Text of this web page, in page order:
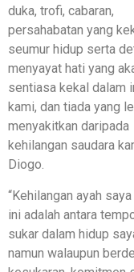
duka, trofi, cabaran,
persahabatan yang
seumur hidup serta
menyayat hati yang
sentiasa kekal dalam
kami, dan tiada yang
menyakitkan daripada
kehilangan saudara
Diogo.
“Kehilangan ayah saya
ini adalah antara
sukar dalam hidup
namun walaupun